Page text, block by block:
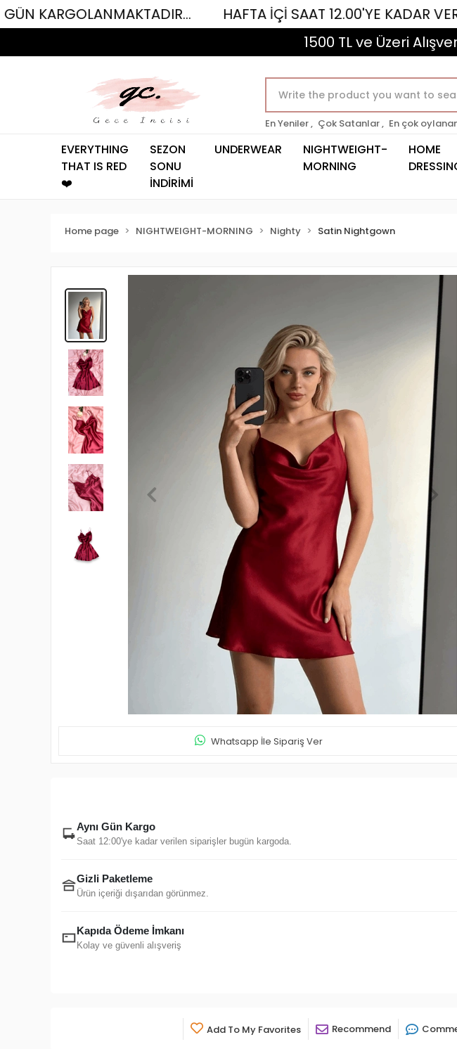
HAFTA İÇİ SAAT 12.00'YE KADAR VERİLEN
1500 TL ve Üzeri
En Yeniler , Çok Satanlar , En çok
EVERYTHING
THAT IS RED
❤️
SEZON
SONU
İNDİRİMİ
UNDERWEAR
NIGHTWEIGHT-
MORNING
HOME
Home page NIGHTWEIGHT-MORNING Nighty Satin Nightgown
Whatsapp İle Sipariş Ver
Aynı Gün Kargo
Saat 12:00'ye kadar verilen siparişler bugün kargoda.
Gizli Paketleme
Ürün içeriği dışarıdan görünmez.
Kapıda Ödeme İmkanı
Kolay ve güvenli alışveriş
Add To My Favorites Recommend